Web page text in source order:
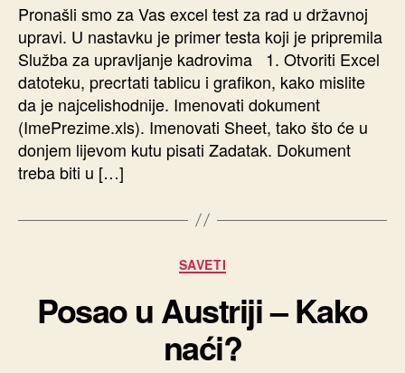
Pronašli smo za Vas excel test za rad u državnoj
upravi. U nastavku je primer testa koji je pripremila
Služba za upravljanje kadrovima 1. Otvoriti Excel
datoteku, precrtati tablicu i grafikon, kako mislite
da je najcelishodnije. Imenovati dokument
(ImePrezime.xls). Imenovati Sheet, tako što će u
donjem lijevom kutu pisati Zadatak. Dokument
treba biti u […]
Kategorije
SAVETI
Posao u Austriji – Kako
naći?